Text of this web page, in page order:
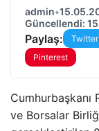
admin•
Güncellendi:
Paylaş: Twitter
Pinterest
ve Borsalar